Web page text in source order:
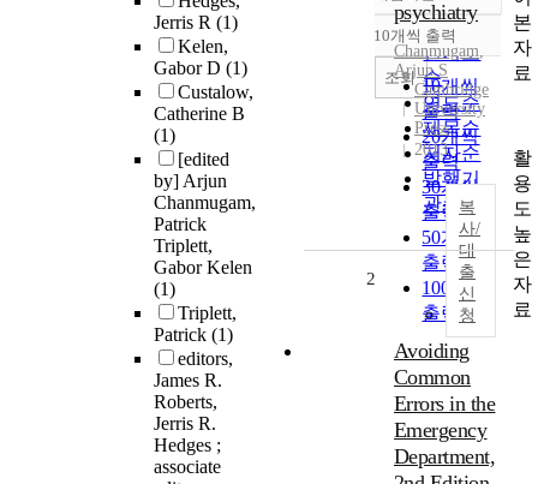
Jerris R (1)
Kelen,
Gabor D (1)
Custalow,
Catherine B
(1)
[edited
by] Arjun
Chanmugam,
Patrick
Triplett,
Gabor Kelen
(1)
Triplett,
Patrick (1)
editors,
James R.
Roberts,
Jerris R.
Hedges ;
associate
순
인기도
순
연도순
제목순
저자순
발행기
관순
내림차순
10개씩 출력
10개씩
출력
20개씩
출력
30개씩
출력
50개씩
출력
100개씩
출력
조회
psychiatry
Chanmugam,
ArjunS
Cambridge
University
Press
2013
복
사/
대
출
신
청
2
Avoiding
Common
Errors in the
Emergency
Department,
본
자
료
활
용
도
높
은
자
료